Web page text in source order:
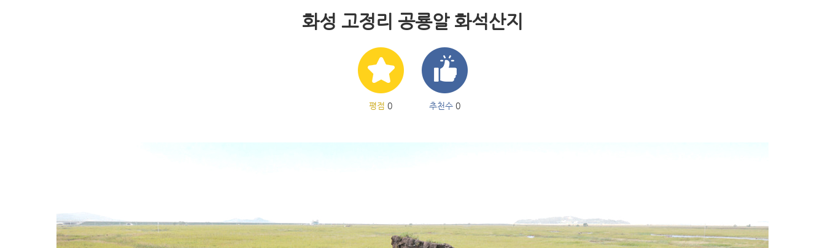
화성 고정리 공룡알 화석산지
평점 0 추천수0